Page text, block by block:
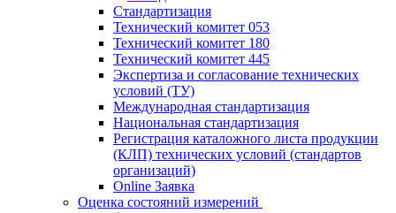
Стандартизация
Технический комитет 053
Технический комитет 180
Технический комитет 445
Экспертиза и согласование технических
условий (ТУ)
Международная стандартизация
Национальная стандартизация
Регистрация каталожного листа продукции
(КЛП) технических условий (стандартов
организаций)
Online Заявка
Оценка состояний измерений